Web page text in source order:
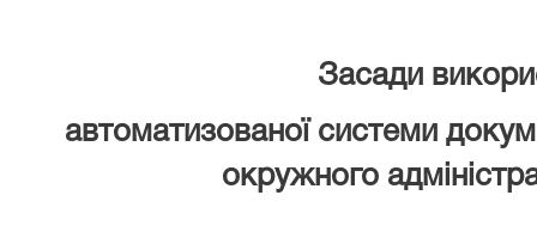
Засади
автоматизованої системи
окружного